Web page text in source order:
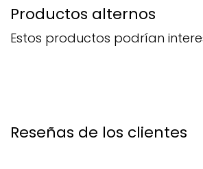
Productos alternos
Estos productos podrían
Reseñas de los clientes